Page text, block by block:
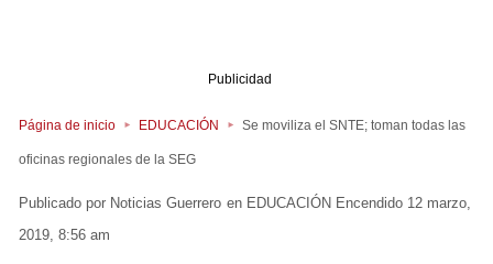
Publicidad
Página de inicio EDUCACIÓN Se moviliza el SNTE; toman todas las
oficinas regionales de la SEG
Noticias Guerrero en EDUCACIÓN Encendido 12 marzo,
2019, 8:56 am